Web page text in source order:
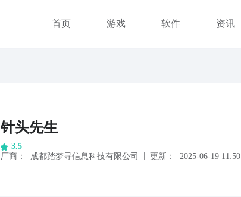
首页 游戏 软件 资讯
针头先生
3.5
厂商 ： 成都踏梦寻信息科技有限公司 更新： 2025-06-19 11:50